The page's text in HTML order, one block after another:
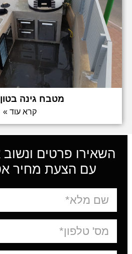
מטבח גינה
קרא עוד »
השאירו פרטים
עם הצעת מחיר